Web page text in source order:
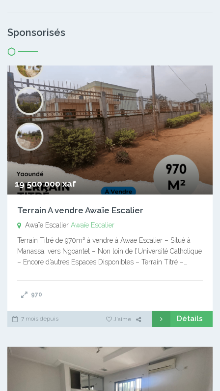
Sponsorisés
19 500 000 xaf
Terrain A vendre Awaïe Escalier
Awaïe Escalier Awaïe Escalier
Terrain Titré de 970m² à vendre à Awae Escalier – Situé à
Manassa, vers Ngoantet – Non loin de l’Université Catholique
– Encore d’autres Espaces Disponibles – Terrain Titré –…
970
7 mois depuis J'aime Détails